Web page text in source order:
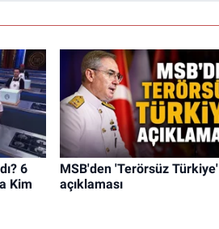
6
Kim
MSB'den 'Terörsüz Türkiye'
açıklaması